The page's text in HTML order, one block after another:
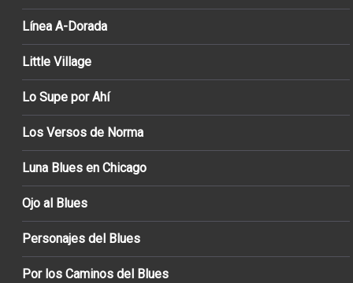
Línea A-Dorada
Little Village
Lo Supe por Ahí
Los Versos de Norma
Luna Blues en Chicago
Ojo al Blues
Personajes del Blues
Por los Caminos del Blues